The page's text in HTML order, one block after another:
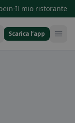
·Il mio ristorante
Scarica l’app